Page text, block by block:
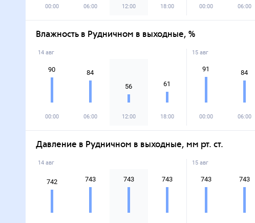
00:00 06:00 12:00 18:00 00:00 06:00
Влажность в Рудничном в выходные, %
14 авг
90
00:00
84
06:00
56
12:00
61
18:00
15 авг
91
00:00
84
06:00
Давление в Рудничном в выходные, мм рт. ст.
14 авг
742 743 743 743
15 авг
743 743